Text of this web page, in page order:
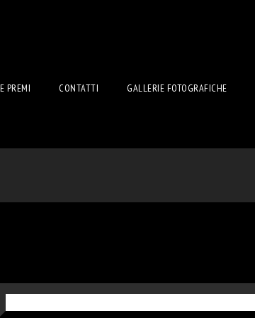
PREMI CONTATTI GALLERIE FOTOGRAFICHE
SU CARTONE TELATO CM